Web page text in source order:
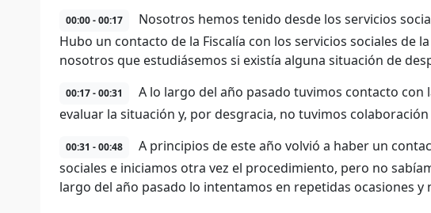
00:00 - 00:17
Nosotros hemos tenido desde los servicios
Hubo un contacto de la Fiscalía con los servicios sociales de
nosotros que estudiásemos si existía alguna situación de
00:17 - 00:31
A lo largo del año pasado tuvimos contacto
evaluar la situación y, por desgracia, no tuvimos
00:31 - 00:48
A principios de este año volvió a haber un
sociales e iniciamos otra vez el procedimiento, pero no
largo del año pasado lo intentamos en repetidas ocasiones